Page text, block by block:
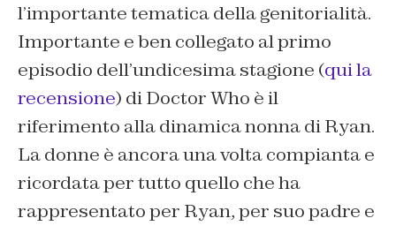
l’importante tematica della genitorialità.
Importante e ben collegato al primo
episodio dell’undicesima stagione (qui la
recensione) di Doctor Who è il
riferimento alla dinamica nonna di Ryan.
La donne è ancora una volta compianta e
ricordata per tutto quello che ha
rappresentato per Ryan, per suo padre e